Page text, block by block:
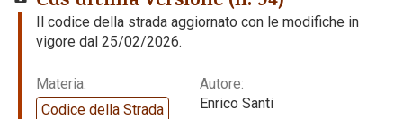
Il codice della strada aggiornato con le modifiche in
vigore dal 25/02/2026.
Materia:
Codice della Strada
Autore:
Enrico Santi